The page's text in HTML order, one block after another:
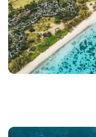
Mauritius: Hotel- und
Zum Reisebericht